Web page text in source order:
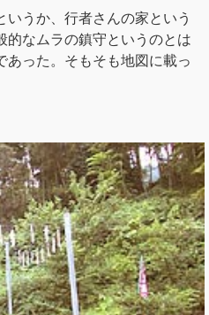
うか、行者さんの家という
的なムラの鎮守というのとは
あった。そもそも地図に載っ